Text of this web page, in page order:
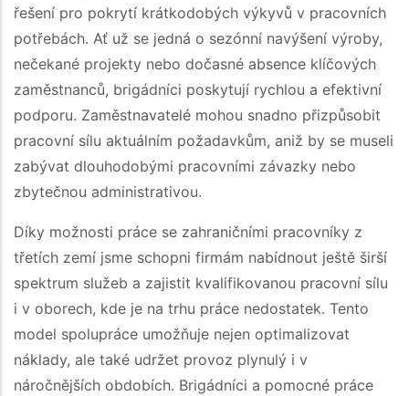
řešení pro pokrytí krátkodobých výkyvů v pracovních
potřebách. Ať už se jedná o sezónní navýšení výroby,
nečekané projekty nebo dočasné absence klíčových
zaměstnanců, brigádníci poskytují rychlou a efektivní
podporu. Zaměstnavatelé mohou snadno přizpůsobit
pracovní sílu aktuálním požadavkům, aniž by se museli
zabývat dlouhodobými pracovními závazky nebo
zbytečnou administrativou.
Díky možnosti práce se zahraničními pracovníky z
třetích zemí jsme schopni firmám nabídnout ještě širší
spektrum služeb a zajistit kvalifikovanou pracovní sílu
i v oborech, kde je na trhu práce nedostatek. Tento
model spolupráce umožňuje nejen optimalizovat
náklady, ale také udržet provoz plynulý i v
náročnějších obdobích. Brigádníci a pomocné práce